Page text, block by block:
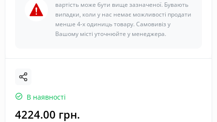
вартість може бути вище зазначеної. Бувають
випадки, коли у нас немає можливості продати
менше 4-х одиниць товару. Самовивіз у
Вашому місті уточнюйте у менеджера.
В наявності
4224.00 грн.